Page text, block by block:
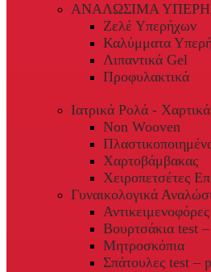
ΑΝΑΛΩΣΙΜΑ
Ζελέ Υπερήχων
Καλύμματα
Λιπαντικά Gel
Προφυλακτικά
Ιατρικά Ρολά - Χαρτικά
Non Wooven
Χαρτοβάμβακας
Χειροπετσέτες
Γυναικολογικά
Βουρτσάκια test
Μητροσκόπια
Σπάτουλες test –